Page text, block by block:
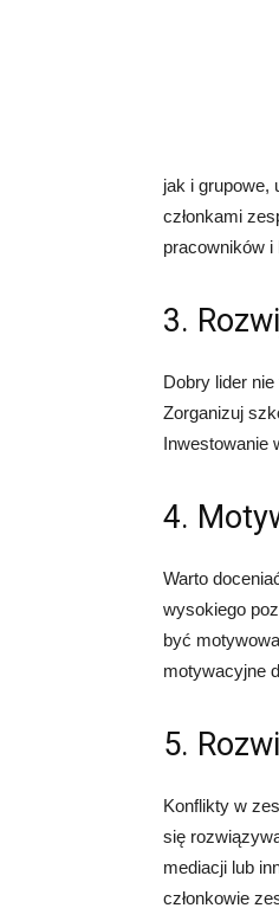
jak i grupowe,
członkami
pracowników i
3.
Dobry lider
Zorganizuj
Inwestowanie
4.
Warto
wysokiego
być
motywacyjne
5.
Konflikty w
się
mediacji lub
członkowie